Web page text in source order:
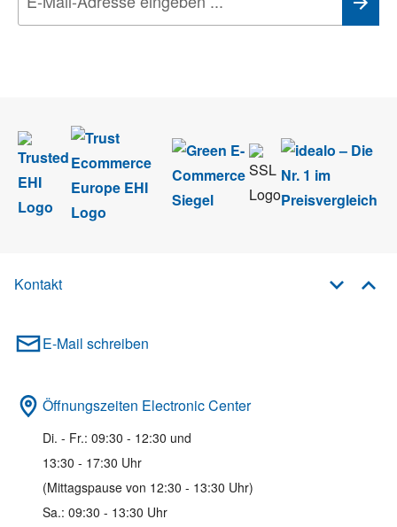
Kontakt
E-Mail schreiben
Öffnungszeiten Electronic Center
Di. - Fr.: 09:30 - 12:30 und
13:30 - 17:30 Uhr
(Mittagspause von 12:30 - 13:30 Uhr)
Sa.: 09:30 - 13:30 Uhr